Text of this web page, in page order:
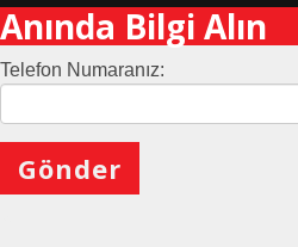
Anında Bilgi Alın
Telefon Numaranız: